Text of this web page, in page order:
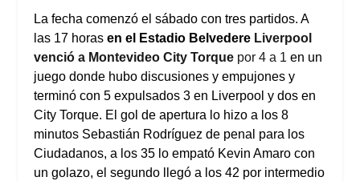
La fecha comenzó el sábado con tres partidos. A
las 17 horasen el Estadio Belvedere Liverpool
venció a Montevideo City Torque por 4 a 1 en un
juego donde hubo discusiones y empujones y
terminó con 5 expulsados 3 en Liverpool y dos en
City Torque. El gol de apertura lo hizo a los 8
minutos Sebastián Rodríguez de penal para los
Ciudadanos, a los 35 lo empató Kevin Amaro con
un golazo, el segundo llegó a los 42 por intermedio